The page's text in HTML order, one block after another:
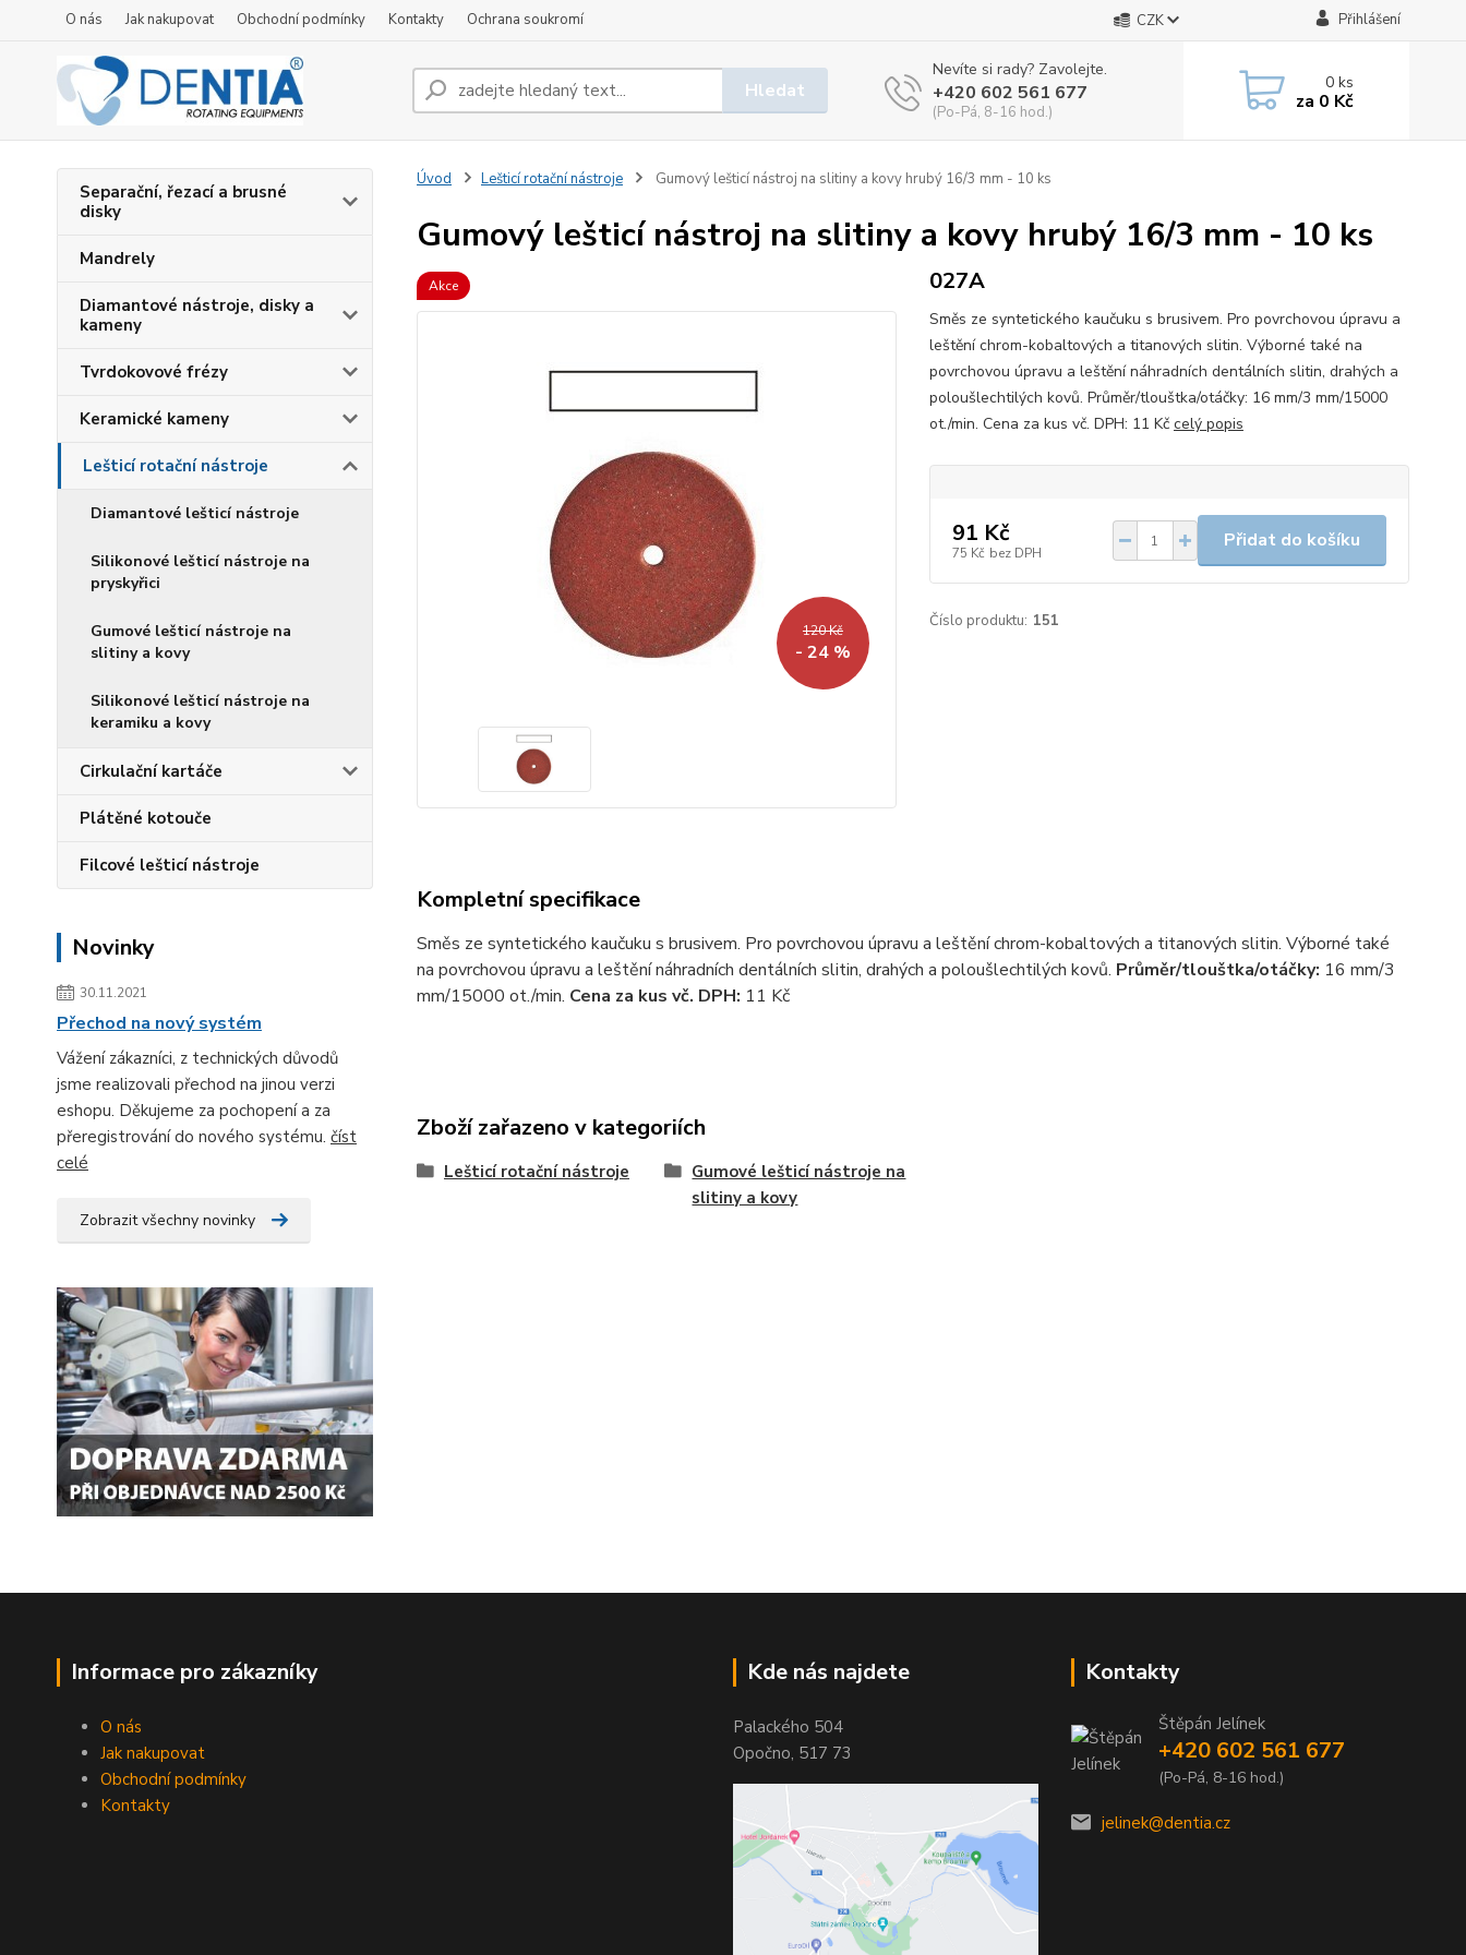
O nás Jak nakupovat Obchodní podmínky Kontakty Ochrana soukromí CZK Přihlášení
Hledat
Nevíte si rady? Zavolejte.
+420 602 561 677
(Po-Pá, 8-16 hod.)
0ks
za 0 Kč
Separační, řezací a brusné
disky
Mandrely
Diamantové nástroje, disky a
kameny
Tvrdokovové frézy
Keramické kameny
Lešticí rotační nástroje
Diamantové lešticí nástroje
Silikonové lešticí nástroje na
pryskyřici
Gumové lešticí nástroje na
slitiny a kovy
Silikonové lešticí nástroje na
keramiku a kovy
Cirkulační kartáče
Plátěné kotouče
Filcové lešticí nástroje
Novinky
30.11.2021
Přechod na nový systém
Vážení zákazníci, z technických důvodů
jsme realizovali přechod na jinou verzi
eshopu. Děkujeme za pochopení a za
přeregistrování do nového systému. číst
celé
Zobrazit všechny novinky
Úvod Lešticí rotační nástroje Gumový lešticí nástroj na slitiny a kovy hrubý 16/3 mm - 10 ks
Gumový lešticí nástroj na slitiny a kovy hrubý 16/3 mm - 10 ks
Akce
120 Kč
- 24 %
027A
Směs ze syntetického kaučuku s brusivem. Pro povrchovou úpravu a
leštění chrom-kobaltových a titanových slitin. Výborné také na
povrchovou úpravu a leštění náhradních dentálních slitin, drahých a
poloušlechtilých kovů. Průměr/tlouštka/otáčky: 16 mm/3 mm/15000
ot./min. Cena za kus vč. DPH: 11 Kč celý popis
91 Kč
75 Kč bez DPH
Přidat do košíku
Číslo produktu: 151
Kompletní specifikace
Směs ze syntetického kaučuku s brusivem. Pro povrchovou úpravu a leštění chrom-kobaltových a titanových slitin. Výborné také
na povrchovou úpravu a leštění náhradních dentálních slitin, drahých a poloušlechtilých kovů. Průměr/tlouštka/otáčky: 16 mm/3
mm/15000 ot./min. Cena za kus vč. DPH: 11 Kč
Zboží zařazeno v kategoriích
Lešticí rotační nástroje
Gumové lešticí nástroje na
slitiny a kovy
Informace pro zákazníky
O nás
Jak nakupovat
Obchodní podmínky
Kontakty
Kde nás najdete
Palackého 504
Opočno, 517 73
Kontakty
Štěpán Jelínek
+420 602 561 677
(Po-Pá, 8-16 hod.)
jelinek@dentia.cz